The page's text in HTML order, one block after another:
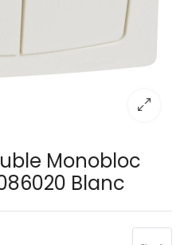
Monobloc
Blanc